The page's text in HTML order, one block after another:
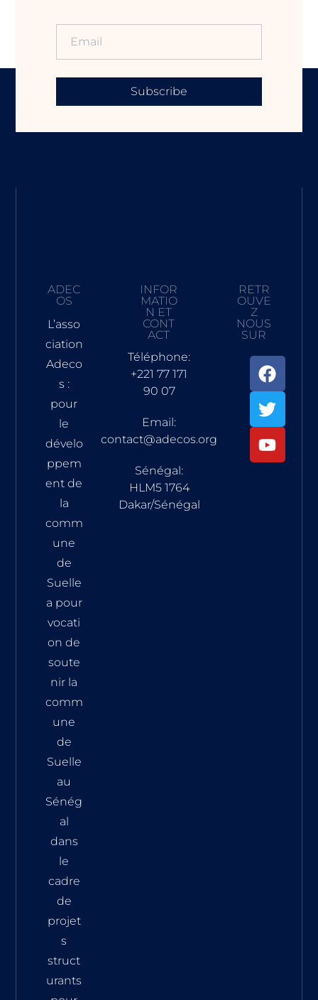
Subscribe
ADEC
OS
L’asso
ciation
Adeco
s :
pour
le
dévelo
ppem
ent de
la
comm
une
de
Suelle
a pour
vocati
on de
soute
nir la
comm
une
de
Suelle
au
Sénég
al
dans
le
cadre
de
projet
s
struct
urants
INFOR
MATIO
N ET
CONT
ACT
Téléphone:
+221 77 171
90 07
Email:
contact@adecos.org
Sénégal:
HLM5 1764
Dakar/Sénégal
RETR
OUVE
Z
NOUS
SUR